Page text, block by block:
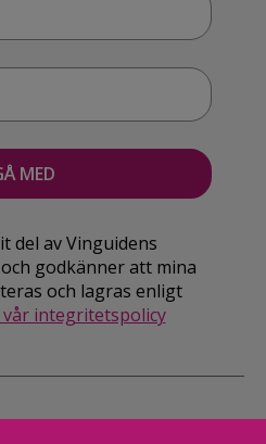
del av Vinguidens
godkänner att mina
och lagras enligt
vår integritetspolicy